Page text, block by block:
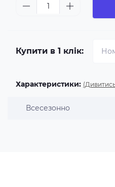
Купити в 1 клік:
Характеристики:
Всесезонно